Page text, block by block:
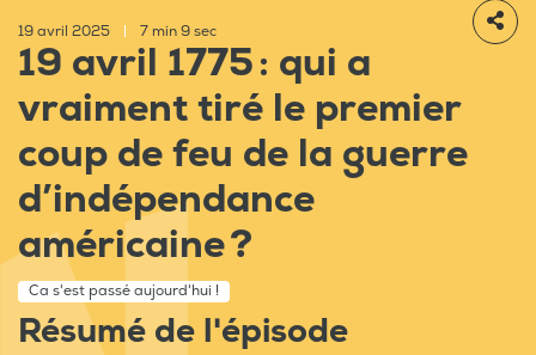
19 avril 2025 7 min 9 sec
19 avril 1775 : qui a
vraiment tiré le premier
coup de feu de la guerre
d’indépendance
américaine ?
Ca s'est passé aujourd'hui !
Résumé de l'épisode